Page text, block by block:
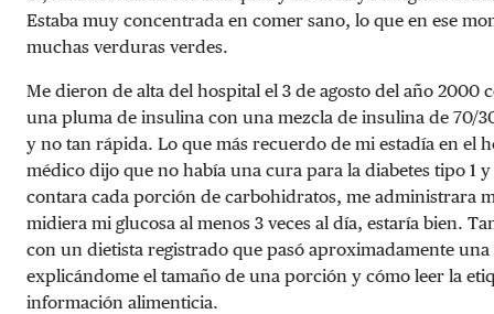
Estaba muy concentrada en comer sano, lo que en ese
muchas verduras verdes.
Me dieron de alta del hospital el 3 de agosto del año 2000
una pluma de insulina con una mezcla de insulina de 70/
y no tan rápida. Lo que más recuerdo de mi estadía en el
médico dijo que no había una cura para la diabetes tipo 1
contara cada porción de carbohidratos, me administrara
midiera mi glucosa al menos 3 veces al día, estaría bien.
con un dietista registrado que pasó aproximadamente
explicándome el tamaño de una porción y cómo leer la
información alimenticia.